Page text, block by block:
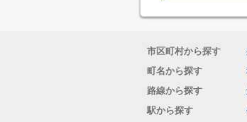
市区町村から探す
町名から探す
路線から探す
駅から探す